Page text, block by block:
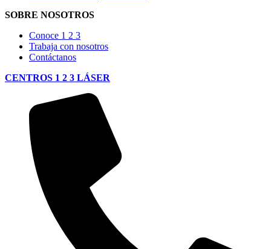
SOBRE NOSOTROS
Conoce 1 2 3
Trabaja con nosotros
Contáctanos
CENTROS 1 2 3 LÁSER